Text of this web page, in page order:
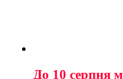
До 10 серпня